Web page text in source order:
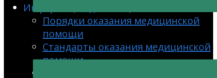
Информация для специалистов
Порядки оказания медицинской
помощи
Стандарты оказания медицинской
помощи